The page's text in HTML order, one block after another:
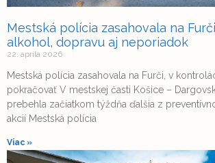
Mestská polícia zasahovala na
alkohol, dopravu aj neporiadok
22. apríla 2026
Mestská polícia zasahovala na Furči, v
pokračovať V mestskej časti Košice –
prebehla začiatkom týždňa ďalšia z
akcií Mestská polícia
Viac »